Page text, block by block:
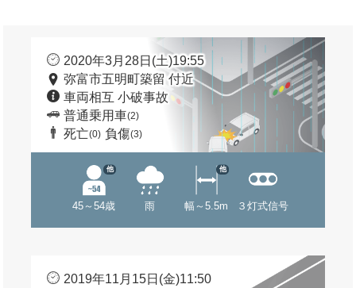
2020年3月28日(土)19:55
弥富市五明町築留 付近
車両相互 小破事故
普通乗用車(2)
死亡(0) 負傷(3)
45～54歳
他
雨 幅～5.5m
他
３灯式信号
2019年11月15日(金)11:50